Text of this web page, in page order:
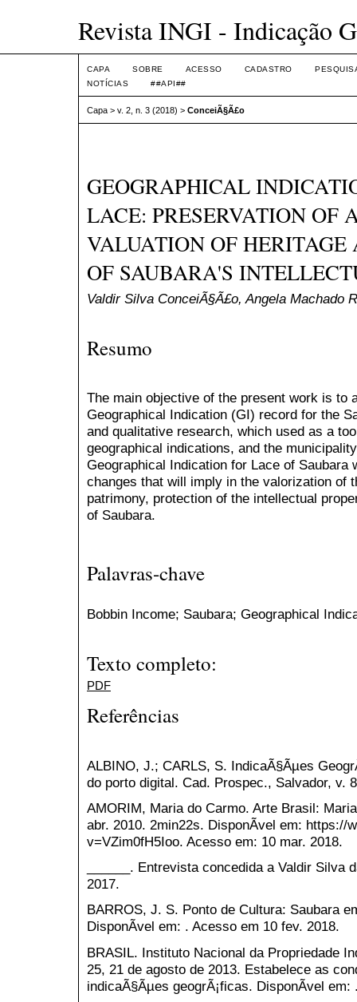
Revista INGI - Indicação
CAPA SOBRE ACESSO CADASTRO
NOTÍCIAS
##API##
Capa > v. 2, n. 3 (2018) > ConceiÃ§Ã£o
GEOGRAPHICAL
LACE: PRESERVATION OF
VALUATION OF HERITAGE
OF SAUBARA'S
Valdir Silva ConceiÃ§Ã£o, Angela Machado
Resumo
The main objective of the present work is to
Geographical Indication (GI) record for the
and qualitative research, which used as a
geographical indications, and the
Geographical Indication for Lace of
changes that will imply in the valorization of
patrimony, protection of the intellectual
of Saubara.
Palavras-chave
Bobbin Income; Saubara; Geographical
Texto completo:
PDF
Referências
ALBINO, J.; CARLS, S. IndicaÃ§Ãµes
do porto digital. Cad. Prospec., Salvador, v.
AMORIM, Maria do Carmo. Arte Brasil:
abr. 2010. 2min22s. DisponÃ­vel em: https://
v=VZim0fH5Ioo. Acesso em: 10 mar. 2018.
______. Entrevista concedida a Valdir Silva
2017.
BARROS, J. S. Ponto de Cultura: Saubara
DisponÃ­vel em: . Acesso em 10 fev. 2018.
BRASIL. Instituto Nacional da Propriedade
25, 21 de agosto de 2013. Estabelece as
indicaÃ§Ãµes geogrÃ¡ficas. DisponÃ­vel